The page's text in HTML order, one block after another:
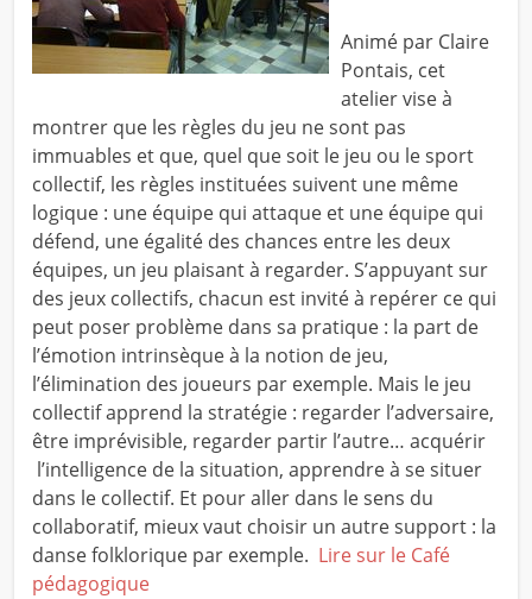
Animé par Claire
Pontais, cet
atelier vise à
montrer que les règles du jeu ne sont pas
immuables et que, quel que soit le jeu ou le sport
collectif, les règles instituées suivent une même
logique : une équipe qui attaque et une équipe qui
défend, une égalité des chances entre les deux
équipes, un jeu plaisant à regarder. S’appuyant sur
des jeux collectifs, chacun est invité à repérer ce qui
peut poser problème dans sa pratique : la part de
l’émotion intrinsèque à la notion de jeu,
l’élimination des joueurs par exemple. Mais le jeu
collectif apprend la stratégie : regarder l’adversaire,
être imprévisible, regarder partir l’autre… acquérir
l’intelligence de la situation, apprendre à se situer
dans le collectif. Et pour aller dans le sens du
collaboratif, mieux vaut choisir un autre support : la
danse folklorique par exemple. Lire sur le Café
pédagogique